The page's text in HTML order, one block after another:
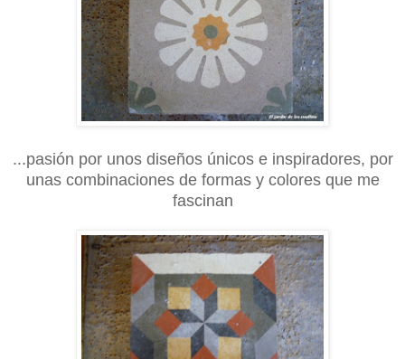
...pasión por unos diseños únicos e inspiradores, por
unas combinaciones de formas y colores que me
fascinan